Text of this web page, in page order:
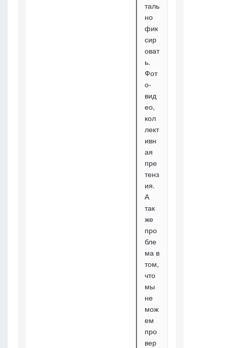
таль
но
фик
сир
оват
ь.
Фот
о-
вид
ео,
кол
лект
ивн
ая
пре
тенз
ия.
А
так
же
про
бле
ма в
том,
что
мы
не
мож
ем
про
вер